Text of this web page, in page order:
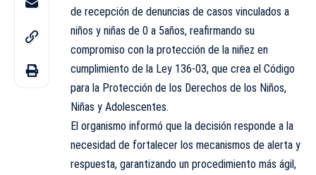
de recepción de denuncias de casos vinculados a
niños y niñas de 0 a 5años, reafirmando su
compromiso con la protección de la niñez en
cumplimiento de la Ley 136-03, que crea el Código
para la Protección de los Derechos de los Niños,
Niñas y Adolescentes.
El organismo informó que la decisión responde a la
necesidad de fortalecer los mecanismos de alerta y
respuesta, garantizando un procedimiento más ágil,